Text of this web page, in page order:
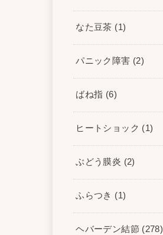
なた豆茶 (1)
パニック障害 (2)
ばね指 (6)
ヒートショック (1)
ぶどう膜炎 (2)
ふらつき (1)
ヘバーデン結節 (278)